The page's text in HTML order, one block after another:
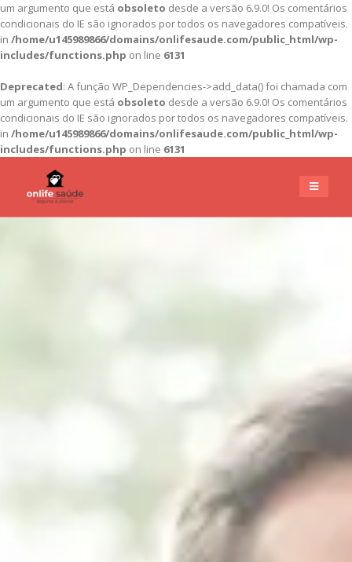
um argumento que está obsoleto desde a versão 6.9.0! Os comentários
condicionais do IE são ignorados por todos os navegadores compatíveis.
in /home/u145989866/domains/onlifesaude.com/public_html/wp-
includes/functions.php on line 6131
Deprecated: A função WP_Dependencies->add_data() foi chamada com
um argumento que está obsoleto desde a versão 6.9.0! Os comentários
condicionais do IE são ignorados por todos os navegadores compatíveis.
in /home/u145989866/domains/onlifesaude.com/public_html/wp-
includes/functions.php on line 6131